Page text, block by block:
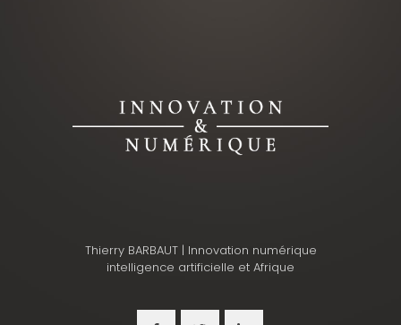
Thierry BARBAUT | Innovation numérique
intelligence artificielle et Afrique